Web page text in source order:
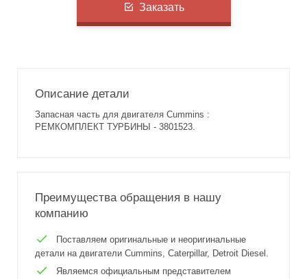
Заказать
Описание детали
Запасная часть для двигателя Cummins :
РЕМКОМПЛЕКТ ТУРБИНЫ - 3801523.
Преимущества обращения в нашу
компанию
Поставляем оригинальные и неоригинальные
детали на двигатели Cummins, Caterpillar, Detroit Diesel.
Являемся официальным представителем